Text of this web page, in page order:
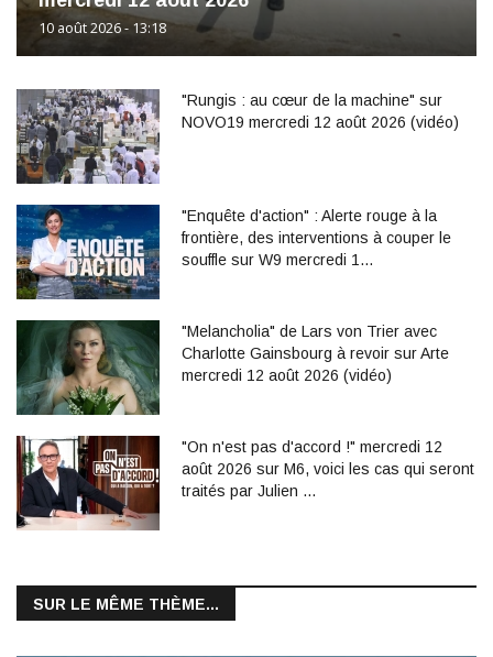
10 août 2026 - 13:18
"Rungis : au cœur de la machine" sur
NOVO19 mercredi 12 août 2026 (vidéo)
"Enquête d'action" : Alerte rouge à la
frontière, des interventions à couper le
souffle sur W9 mercredi 1…
"Melancholia" de Lars von Trier avec
Charlotte Gainsbourg à revoir sur Arte
mercredi 12 août 2026 (vidéo)
"On n'est pas d'accord !" mercredi 12
août 2026 sur M6, voici les cas qui seront
traités par Julien …
SUR LE MÊME THÈME...